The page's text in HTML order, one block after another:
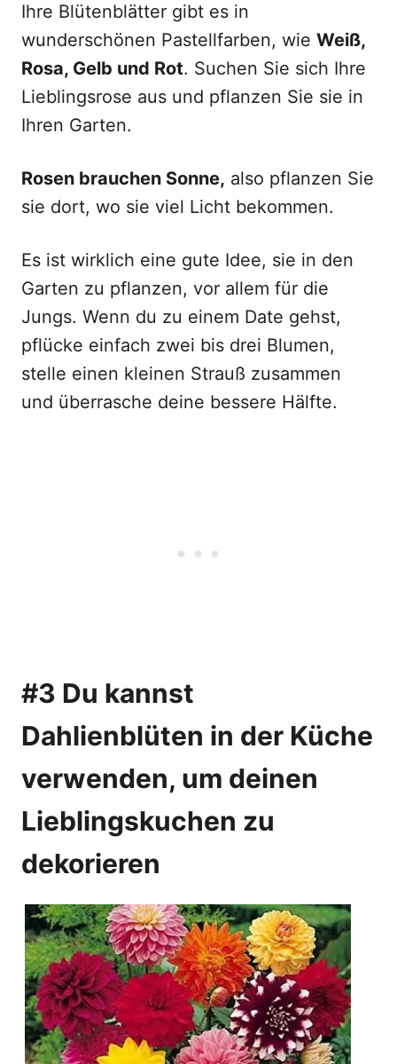
Ihre Blütenblätter gibt es in
wunderschönen Pastellfarben, wie Weiß,
Rosa, Gelb und Rot. Suchen Sie sich Ihre
Lieblingsrose aus und pflanzen Sie sie in
Ihren Garten.
Rosen brauchen Sonne, also pflanzen Sie
sie dort, wo sie viel Licht bekommen.
Es ist wirklich eine gute Idee, sie in den
Garten zu pflanzen, vor allem für die
Jungs. Wenn du zu einem Date gehst,
pflücke einfach zwei bis drei Blumen,
stelle einen kleinen Strauß zusammen
und überrasche deine bessere Hälfte.
#3 Du kannst
Dahlienblüten in der Küche
verwenden, um deinen
Lieblingskuchen zu
dekorieren